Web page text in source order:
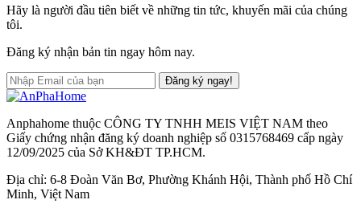
Hãy là người đầu tiên biết về những tin tức, khuyến mãi của chúng
tôi.
Đăng ký nhận bản tin ngay hôm nay.
Đăng ký ngay!
Anphahome thuộc CÔNG TY TNHH MEIS VIỆT NAM theo
Giấy chứng nhận đăng ký doanh nghiệp số 0315768469 cấp ngày
12/09/2025 của Sở KH&ĐT TP.HCM.
Địa chỉ: 6-8 Đoàn Văn Bơ, Phường Khánh Hội, Thành phố Hồ Chí
Minh, Việt Nam